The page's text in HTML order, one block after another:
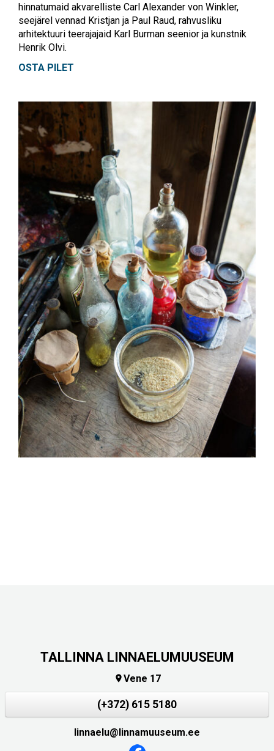
hinnatumaid akvarelliste Carl Alexander von Winkler,
seejärel vennad Kristjan ja Paul Raud, rahvusliku
arhitektuuri teerajajaid Karl Burman seenior ja kunstnik
Henrik Olvi.
OSTA PILET
TALLINNA LINNAELUMUUSEUM
Vene 17
(+372) 615 5180
linnaelu@linnamuuseum.ee